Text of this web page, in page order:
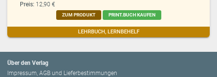
Preis: 12,90 €
ZUM PRODUKT PRINT.BUCH KAUFEN
LEHRBUCH, LERNBEHELF
Über den Verlag
Impressum, AGB und Lieferbestimmungen